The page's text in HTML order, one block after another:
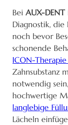
BeiAUX-
Diagnostik, die
noch bevor
schonende
ICON-
Zahnsubstanz
notwendig
hochwertige
langlebige
Lächeln